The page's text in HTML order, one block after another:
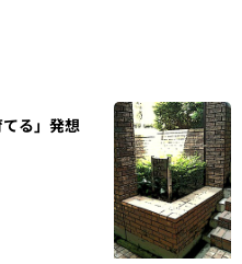
る」発想